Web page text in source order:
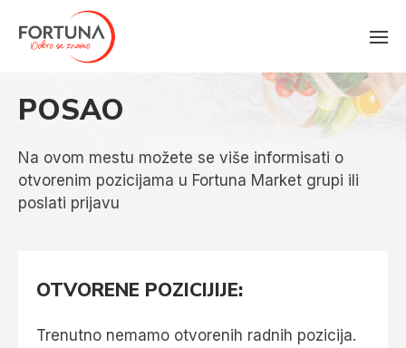
POSAO
Na ovom mestu možete se više informisati o
otvorenim pozicijama u Fortuna Market grupi ili
poslati prijavu
OTVORENE POZICIJIJE:
Trenutno nemamo otvorenih radnih pozicija.